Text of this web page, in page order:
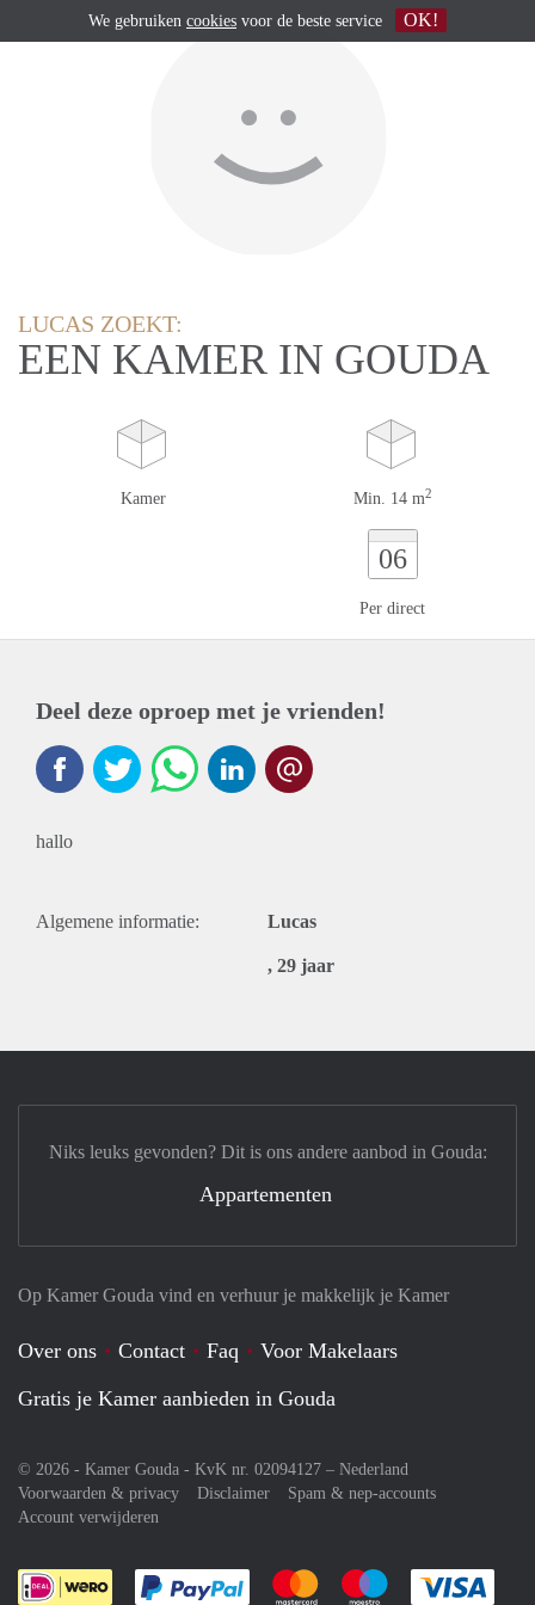
LUCAS ZOEKT:
EEN KAMER IN GOUDA
Kamer Min. 14 m2
06
Per direct
Deel deze oproep met je vrienden!
hallo
Algemene informatie: Lucas
, 29 jaar
Op Kamer Gouda vind en verhuur je makkelijk je Kamer
Over ons Contact Faq
Voor Makelaars
Gratis je Kamer aanbieden in Gouda
© 2026 - Kamer Gouda - KvK nr. 02094127 – Nederland
Voorwaarden & privacy
Disclaimer
Spam & nep-accounts
Account verwijderen
Je rekent gemakkelijk af met Paypal
Je rekent gemakkelijk af met
Je rekent
Niks leuks gevonden? Dit is ons andere aanbod in Gouda:
Appartementen
We gebruiken cookies voor de beste service OK!